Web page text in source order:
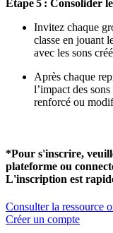
Étape5 : Consolider
Invitez chaque
classe en jouant
avec les sons
Après chaque
l’impact des
renforcé ou
*Pour s'inscrire,
plateforme ou
L'inscription est
Consulter la ressource
Créer un compte